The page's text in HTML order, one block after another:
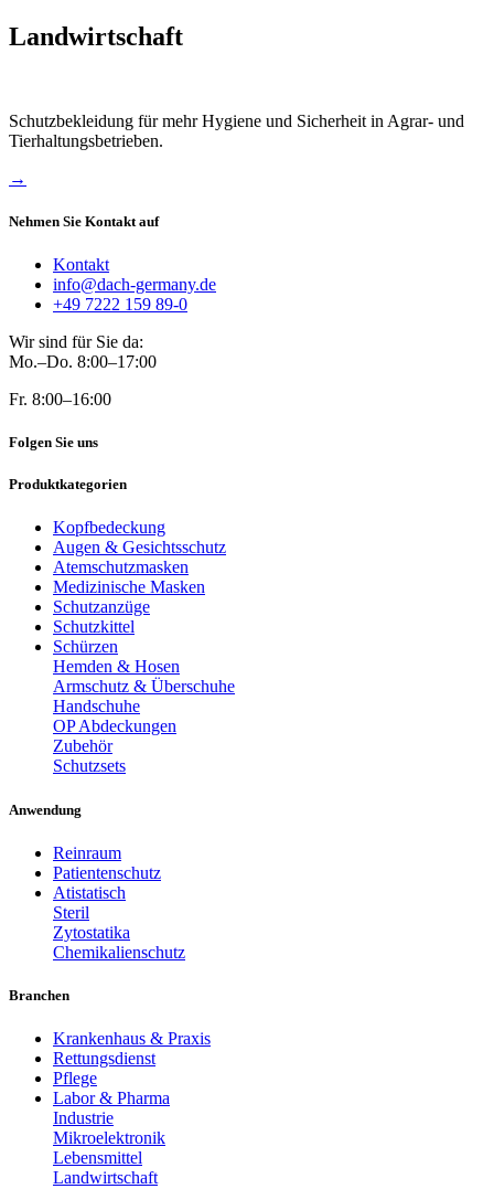
Landwirtschaft
Schutzbekleidung für mehr Hygiene und Sicherheit in Agrar- und
Tierhaltungsbetrieben.
→
Nehmen Sie Kontakt auf
Kontakt
info@dach-germany.de
+49 7222 159 89-0
Wir sind für Sie da:
Mo.–Do. 8:00–17:00
Fr. 8:00–16:00
Folgen Sie uns
Produktkategorien
Kopfbedeckung
Augen & Gesichtsschutz
Atemschutzmasken
Medizinische Masken
Schutzanzüge
Schutzkittel
Schürzen
Hemden & Hosen
Armschutz & Überschuhe
Handschuhe
OP Abdeckungen
Zubehör
Schutzsets
Anwendung
Reinraum
Patientenschutz
Atistatisch
Steril
Zytostatika
Chemikalienschutz
Branchen
Krankenhaus & Praxis
Rettungsdienst
Pflege
Labor & Pharma
Industrie
Mikroelektronik
Lebensmittel
Landwirtschaft